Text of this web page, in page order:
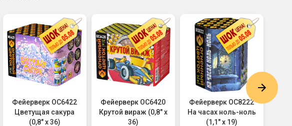
Фейерверк ОС6422
Цветущая сакура
(0,8" х 36)
Фейерверк ОС6420
Крутой вираж (0,8" х
36)
Фейерверк ОС8222
На часах ноль-ноль
(1,1" х 19)